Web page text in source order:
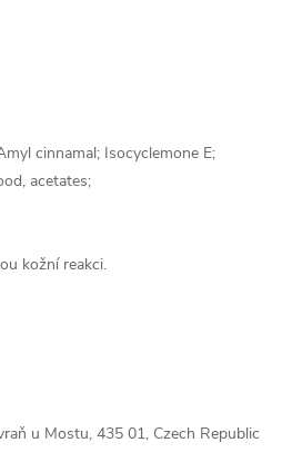
cinnamal; Isocyclemone E;
acetates;
kožní reakci.
u Mostu, 435 01, Czech Republic